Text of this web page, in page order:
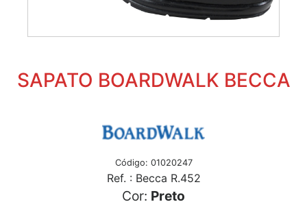
SAPATO BOARDWALK BECCA
Código: 01020247
Ref. : Becca R.452
Cor: Preto